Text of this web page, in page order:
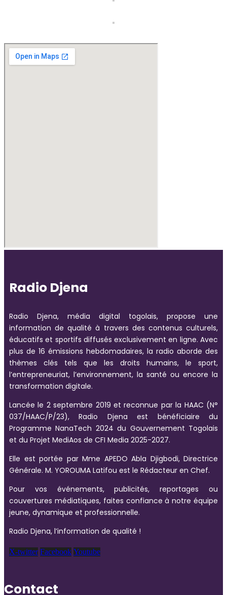
Radio Djena
Radio Djena, média digital togolais, propose une
information de qualité à travers des contenus culturels,
éducatifs et sportifs diffusés exclusivement en ligne. Avec
plus de 16 émissions hebdomadaires, la radio aborde des
thèmes clés tels que les droits humains, le sport,
l’entrepreneuriat, l’environnement, la santé ou encore la
transformation digitale.
Lancée le 2 septembre 2019 et reconnue par la HAAC (N°
037/HAAC/P/23), Radio Djena est bénéficiaire du
Programme NanaTech 2024 du Gouvernement Togolais
et du Projet MediAos de CFI Media 2025-2027.
Elle est portée par Mme APEDO Abla Djigbodi, Directrice
Générale. M. YOROUMA Latifou est le Rédacteur en Chef.
Pour vos événements, publicités, reportages ou
couvertures médiatiques, faites confiance à notre équipe
jeune, dynamique et professionnelle.
Radio Djena, l’information de qualité !
X-twitter Facebook Youtube
Contact